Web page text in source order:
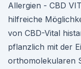
Allergien - CBD
hilfreiche
von CBD-Vital
pflanzlich mit der
orthomolekularen